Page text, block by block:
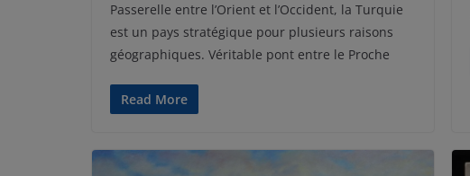
Passerelle entre l’Orient et l’Occident, la Turquie
est un pays stratégique pour plusieurs raisons
géographiques. Véritable pont entre le Proche
Read More